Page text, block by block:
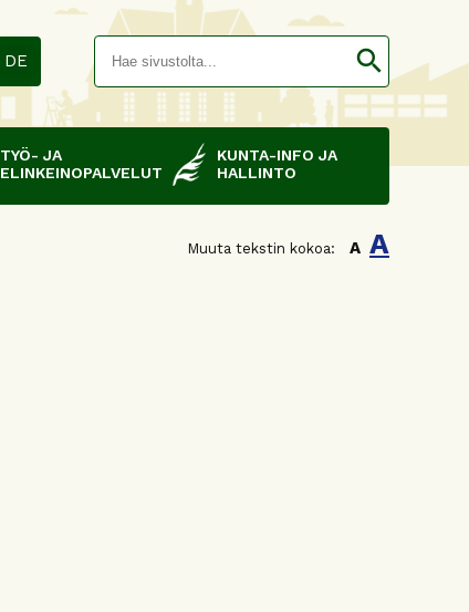
DE search
TYÖ- JA
ELINKEINOPALVELUT
KUNTA-INFO JA
HALLINTO
Muuta tekstin kokoa: A A